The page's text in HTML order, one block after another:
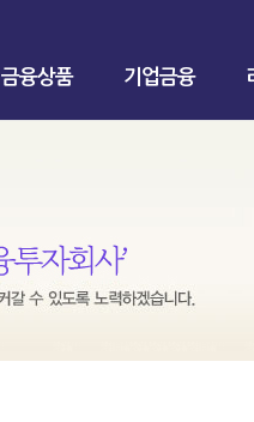
금융상품 기업금융